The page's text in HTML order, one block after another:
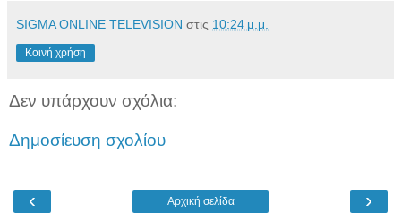
SIGMA ONLINE TELEVISION στις 10:24 μ.μ.
Κοινή χρήση
Δεν υπάρχουν σχόλια:
Δημοσίευση σχολίου
‹ ›
Αρχική σελίδα